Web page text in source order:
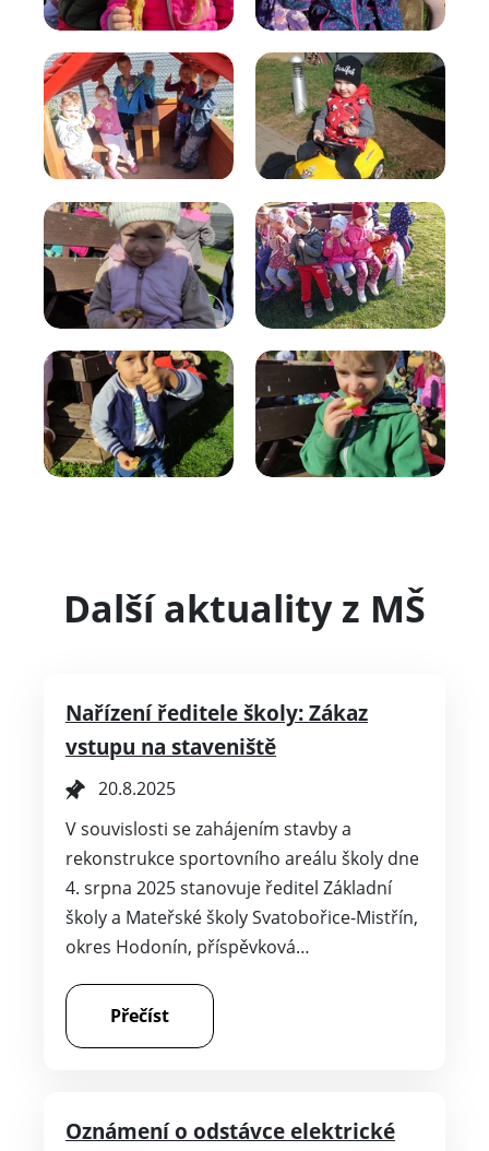
Další aktuality z MŠ
Nařízení ředitele školy: Zákaz
vstupu na staveniště
20.8.2025
V souvislosti se zahájením stavby a
rekonstrukce sportovního areálu školy dne
4. srpna 2025 stanovuje ředitel Základní
školy a Mateřské školy Svatobořice-Mistřín,
okres Hodonín, příspěvková…
Přečíst
Oznámení o odstávce elektrické